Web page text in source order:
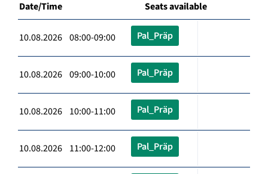
Date/Time Seats available
10.08.2026 08:00-09:00 Pal_Präp
10.08.2026 09:00-10:00 Pal_Präp
10.08.2026 10:00-11:00 Pal_Präp
10.08.2026 11:00-12:00 Pal_Präp